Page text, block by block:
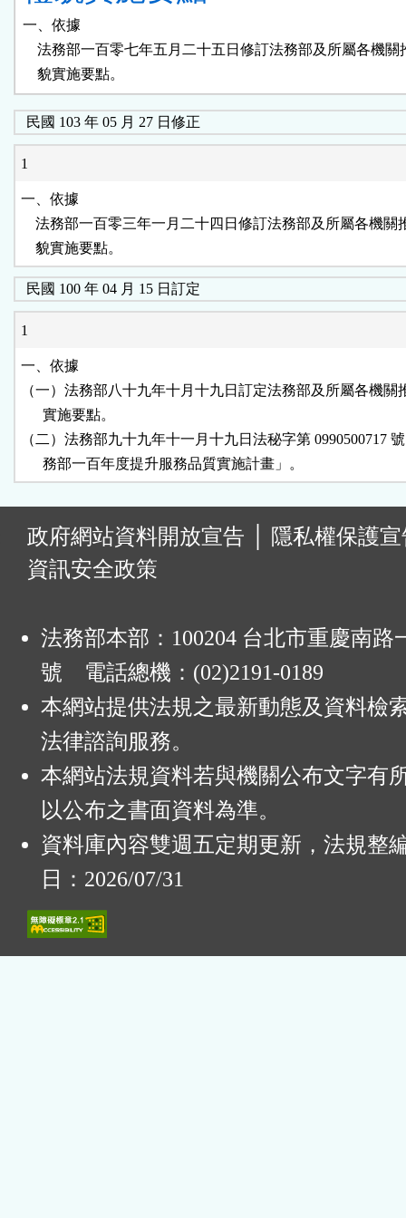
一、依據
法務部一百零七年五月二十五日修訂法務部及所屬各機關
    貌實施要點。
民國 103 年 05 月 27 日修正
1
一、依據
法務部一百零三年一月二十四日修訂法務部及所屬各機關
    貌實施要點。
民國 100 年 04 月 15 日訂定
1
一、依據
（一）法務部八十九年十月十九日訂定法務部及所屬各機關
      實施要點。
（二）法務部九十九年十一月十九日法秘字第 0990500717
      務部一百年度提升服務品質實施計畫」。
政府網站資料開放宣告
隱私權保護
資訊安全政策
法務部本部：100204 台北市重慶南路
號 電話總機：(02)2191-0189
本網站提供法規之最新動態及資料檢
法律諮詢服務。
本網站法規資料若與機關公布文字有
以公布之書面資料為準。
資料庫內容雙週五定期更新，法規整
日：2026/07/31